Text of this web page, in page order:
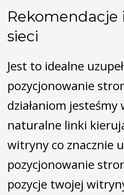
Rekomendacje
sieci
Jest to idealne
pozycjonowanie
działaniom jesteśmy
naturalne linki
witryny co znacznie
pozycjonowanie
pozycje twojej